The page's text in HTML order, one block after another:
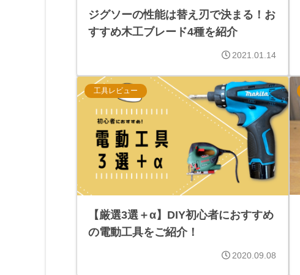
ジグソーの性能は替え刃で決まる！お
すすめ木工ブレード4種を紹介
2021.01.14
工具レビュー
【厳選3選＋α】DIY初心者におすすめ
の電動工具をご紹介！
2020.09.08